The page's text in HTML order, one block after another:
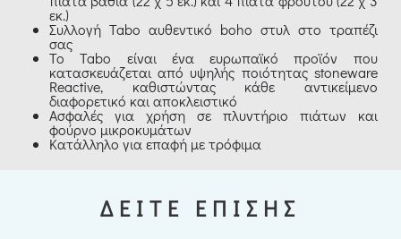
εκ.)
Συλλογή Tabo αυθεντικό boho στυλ στο τραπέζι
σας
Το Tabo είναι ένα ευρωπαϊκό προϊόν που
κατασκευάζεται από υψηλής ποιότητας stoneware
Reactive, καθιστώντας κάθε αντικείμενο
διαφορετικό και αποκλειστικό
Ασφαλές για χρήση σε πλυντήριο πιάτων και
φούρνο μικροκυμάτων
Κατάλληλο για επαφή με τρόφιμα
ΔΕΙΤΕ ΕΠΙΣΗΣ